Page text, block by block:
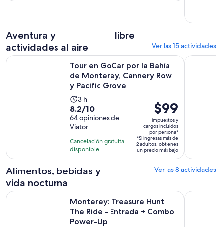
con
Aventura y
actividades al aire
libre
Ver las 15 actividades
Tour en GoCar por la Bahía
de Monterey, Cannery Row
y Pacific Grove
La
actividad
dura
3
horas
3 h
8.2
de
10
con
64
opiniones
8.2/10
64 opiniones de
Viator
Cancelación gratuita
disponible
El
precio
es
de
$99.
por
persona*
$99
impuestos y
cargos incluidos
por persona*
*Si ingresas más de
2 adultos, obtienes
un precio más bajo
Tour en GoCar por la Bahía de Monterey, Cannery Row y
Monterey
Alimentos, bebidas y
vida nocturna
Ver las 8 actividades
Monterey: Treasure Hunt
The Ride - Entrada + Combo
Power-Up
Monterey: Treasure Hunt The Ride - Entrada + Combo
Carmel